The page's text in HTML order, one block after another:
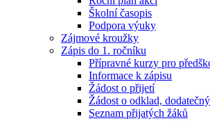
Školní časopis
Podpora výuky
Zájmové kroužky
Zápis do 1. ročníku
Přípravné kurzy pro
Informace k zápisu
Žádost o přijetí
Žádost o odklad,
Seznam přijatých žáků